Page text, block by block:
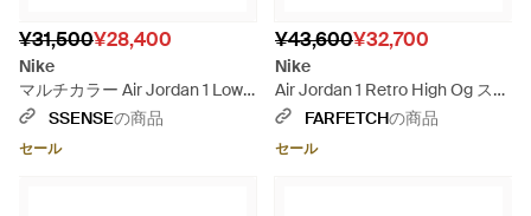
¥31,500¥28,400
Nike
マルチカラー Air Jordan 1 Low
Se スニーカー - ブルー
SSENSEの商品
セール
¥43,600¥32,700
Nike
Air Jordan 1 Retro High Og スニ
ーカー - ブラック
FARFETCHの商品
セール